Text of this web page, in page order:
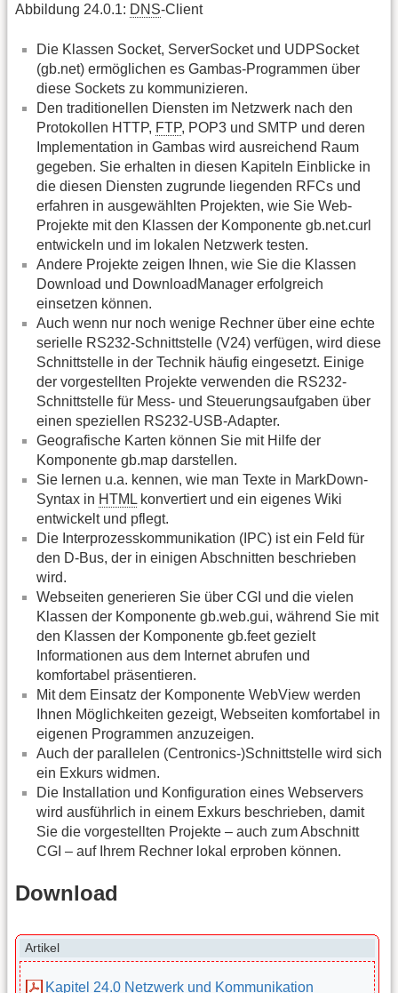
Abbildung 24.0.1: DNS-Client
Die Klassen Socket, ServerSocket und UDPSocket
(gb.net) ermöglichen es Gambas-Programmen über
diese Sockets zu kommunizieren.
Den traditionellen Diensten im Netzwerk nach den
Protokollen HTTP, FTP, POP3 und SMTP und deren
Implementation in Gambas wird ausreichend Raum
gegeben. Sie erhalten in diesen Kapiteln Einblicke in
die diesen Diensten zugrunde liegenden RFCs und
erfahren in ausgewählten Projekten, wie Sie Web-
Projekte mit den Klassen der Komponente gb.net.curl
entwickeln und im lokalen Netzwerk testen.
Andere Projekte zeigen Ihnen, wie Sie die Klassen
Download und DownloadManager erfolgreich
einsetzen können.
Auch wenn nur noch wenige Rechner über eine echte
serielle RS232-Schnittstelle (V24) verfügen, wird diese
Schnittstelle in der Technik häufig eingesetzt. Einige
der vorgestellten Projekte verwenden die RS232-
Schnittstelle für Mess- und Steuerungsaufgaben über
einen speziellen RS232-USB-Adapter.
Geografische Karten können Sie mit Hilfe der
Komponente gb.map darstellen.
Sie lernen u.a. kennen, wie man Texte in MarkDown-
Syntax in HTML konvertiert und ein eigenes Wiki
entwickelt und pflegt.
Die Interprozesskommunikation (IPC) ist ein Feld für
den D-Bus, der in einigen Abschnitten beschrieben
wird.
Webseiten generieren Sie über CGI und die vielen
Klassen der Komponente gb.web.gui, während Sie mit
den Klassen der Komponente gb.feet gezielt
Informationen aus dem Internet abrufen und
komfortabel präsentieren.
Mit dem Einsatz der Komponente WebView werden
Ihnen Möglichkeiten gezeigt, Webseiten komfortabel in
eigenen Programmen anzuzeigen.
Auch der parallelen (Centronics-)Schnittstelle wird sich
ein Exkurs widmen.
Die Installation und Konfiguration eines Webservers
wird ausführlich in einem Exkurs beschrieben, damit
Sie die vorgestellten Projekte – auch zum Abschnitt
CGI – auf Ihrem Rechner lokal erproben können.
Download
Artikel
Kapitel 24.0 Netzwerk und Kommunikation